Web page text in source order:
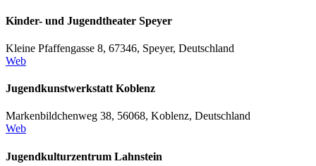
Kinder- und Jugendtheater Speyer
Kleine Pfaffengasse 8, 67346, Speyer, Deutschland
Web
Jugendkunstwerkstatt Koblenz
Markenbildchenweg 38, 56068, Koblenz, Deutschland
Web
Jugendkulturzentrum Lahnstein